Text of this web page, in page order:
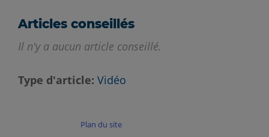
Articles conseillés
Il n'y a aucun article conseillé.
Type d'article Vidéo
Plan du site